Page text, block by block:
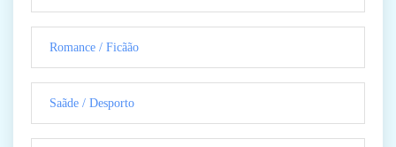
Romance / Ficãão
Saãde / Desporto